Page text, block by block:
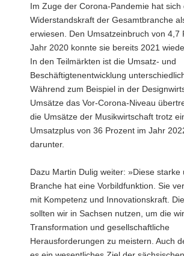
Im Zuge der Corona-Pandemie hat sich
Widerstandskraft der Gesamtbranche
erwiesen. Den Umsatzeinbruch von 4,7
Jahr 2020 konnte sie bereits 2021
In den Teilmärkten ist die Umsatz- und
Beschäftigtenentwicklung
Während zum Beispiel in der
Umsätze das Vor-Corona-Niveau
die Umsätze der Musikwirtschaft trotz
Umsatzplus von 36 Prozent im Jahr
darunter.
Dazu Martin Dulig weiter: »Diese starke
Branche hat eine Vorbildfunktion. Sie
mit Kompetenz und Innovationskraft.
sollten wir in Sachsen nutzen, um die
Transformation und gesellschaftliche
Herausforderungen zu meistern. Auch